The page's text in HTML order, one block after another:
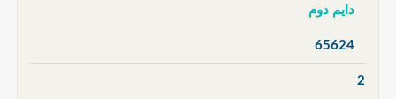
دايم دوم
65624
2